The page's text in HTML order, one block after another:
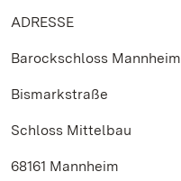
ADRESSE
Barockschloss Mannheim
Bismarkstraße
Schloss Mittelbau
68161 Mannheim